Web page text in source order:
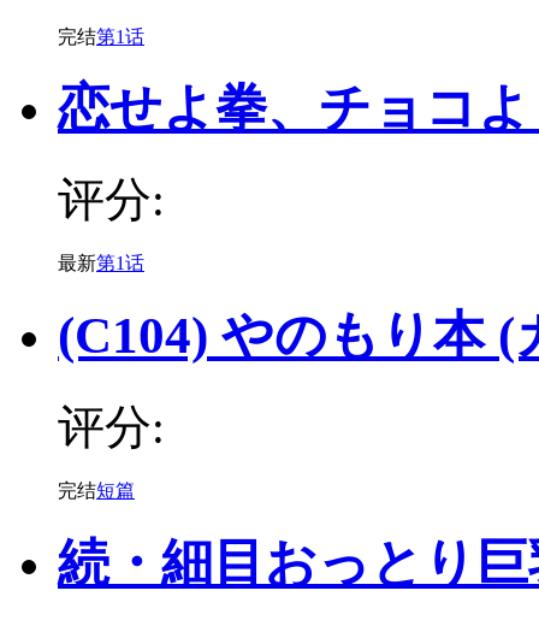
完结第1话
恋せよ拳、チョコ
评分:
最新第1话
(C104) やのもり本
评分:
完结短篇
続・細目おっとり